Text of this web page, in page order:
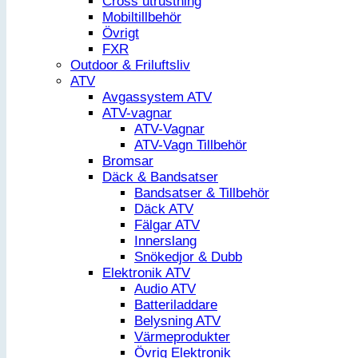
Mobiltillbehör
Övrigt
FXR
Outdoor & Friluftsliv
ATV
Avgassystem ATV
ATV-vagnar
ATV-Vagnar
ATV-Vagn Tillbehör
Bromsar
Däck & Bandsatser
Bandsatser & Tillbehör
Däck ATV
Fälgar ATV
Innerslang
Snökedjor & Dubb
Elektronik ATV
Audio ATV
Batteriladdare
Belysning ATV
Värmeprodukter
Övrig Elektronik